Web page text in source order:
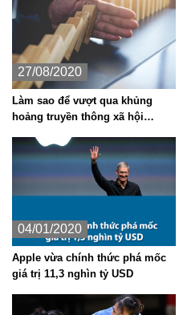
Covid - 19
27/08/2020
Làm sao để vượt qua khủng
hoảng truyền thông xã hội
04/01/2020
Apple vừa chính thức phá mốc
giá trị 11,3 nghìn tỷ USD